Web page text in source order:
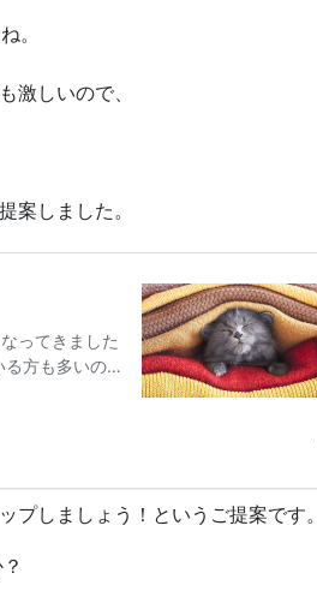
。
激しいので、
案しました。
プしましょう！というご提案です。